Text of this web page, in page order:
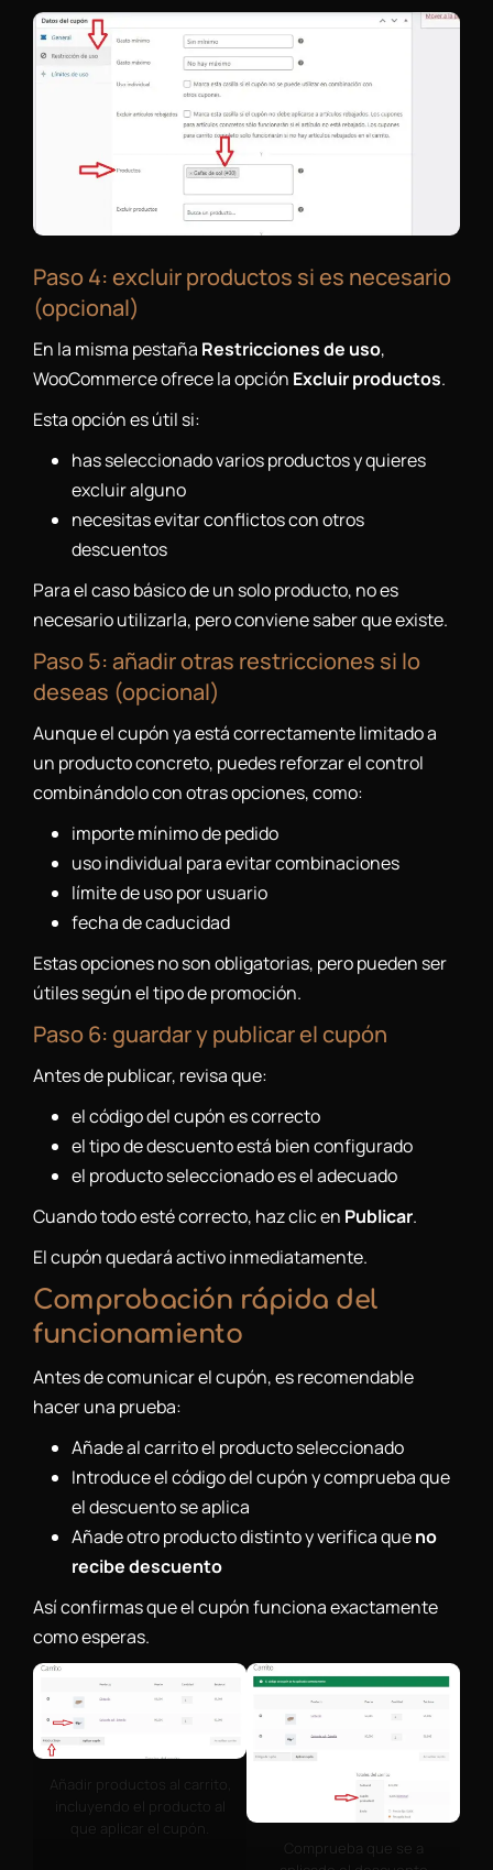
Paso 4: excluir productos si es necesario
(opcional)
En la misma pestaña Restricciones de uso,
WooCommerce ofrece la opción Excluir productos.
Esta opción es útil si:
has seleccionado varios productos y quieres
excluir alguno
necesitas evitar conflictos con otros
descuentos
Para el caso básico de un solo producto, no es
necesario utilizarla, pero conviene saber que existe.
Paso 5: añadir otras restricciones si lo
deseas (opcional)
Aunque el cupón ya está correctamente limitado a
un producto concreto, puedes reforzar el control
combinándolo con otras opciones, como:
importe mínimo de pedido
uso individual para evitar combinaciones
límite de uso por usuario
fecha de caducidad
Estas opciones no son obligatorias, pero pueden ser
útiles según el tipo de promoción.
Paso 6: guardar y publicar el cupón
Antes de publicar, revisa que:
el código del cupón es correcto
el tipo de descuento está bien configurado
el producto seleccionado es el adecuado
Cuando todo esté correcto, haz clic en Publicar.
El cupón quedará activo inmediatamente.
Comprobación rápida del
funcionamiento
Antes de comunicar el cupón, es recomendable
hacer una prueba:
Añade al carrito el producto seleccionado
Introduce el código del cupón y comprueba que
el descuento se aplica
Añade otro producto distinto y verifica queno
recibe descuento
Así confirmas que el cupón funciona exactamente
como esperas.
Añadir productos al carrito,
incluyendo el producto al
que aplicar el cupón.
Comprueba que se a